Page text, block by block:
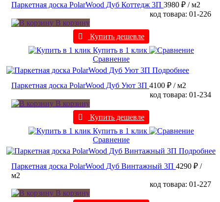
Паркетная доска PolarWood Дуб Коттедж 3П 3980 ₽ / м2
код товара: 01-226
В корзину
Купить дешевле
Купить в 1 клик
Сравнение
Подробнее
Паркетная доска PolarWood Дуб Уют 3П 4100 ₽ / м2
код товара: 01-234
В корзину
Купить дешевле
Купить в 1 клик
Сравнение
Подробнее
Паркетная доска PolarWood Дуб Винтажный 3П 4290 ₽ /
м2
код товара: 01-227
В корзину